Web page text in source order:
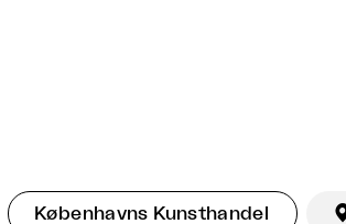
Københavns Kunsthandel